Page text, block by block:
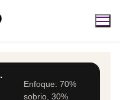
Enfoque: 70%
sobrio, 30%